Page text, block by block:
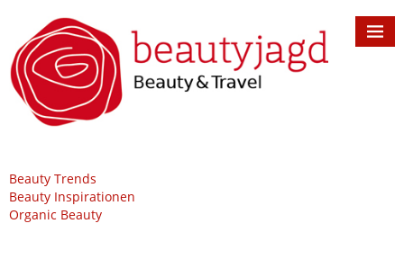
Beauty Trends
Beauty Inspirationen
Organic Beauty